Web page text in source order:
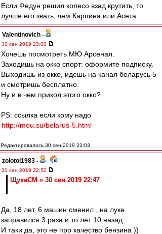
Если Федун решил колесо взад крутить, то
лучше его звать, чем Карпина или Асета.
Valentinovich -
30 сен 2019 23:00
Хочешь посмотреть МЮ Арсенал.
Заходишь на окко спорт: оформите подписку.
Выходишь из окко, идешь на канал беларусь 5
и смотришь бесплатно.
Ну и в чем прикол этого окко?
PS: ссылка если кому надо
http://mou.su/belarus-5.html
Редактировалось 30 сен 2019 23:03
zolotoi1983 -
30 сен 2019 22:52
ЩукаСМ » 30 сен 2019 22:47
Да, 18 лет, 6 машин сменил , на луке
заправился 3 раза и то лет 10 назад
И таки да, это не про качество бензина ))